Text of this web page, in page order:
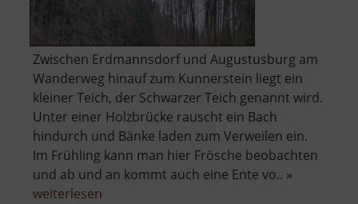
Zwischen Erdmannsdorf und Augustusburg am
Wanderweg hinauf zum Kunnerstein liegt ein
kleiner Teich, der Schwarzer Teich genannt wird.
Unter einer Holzbrücke rauscht ein Bach
hindurch und Bänke laden zum Verweilen ein.
Im Frühling kann man hier Frösche beobachten
und ab und an kommt auch eine Ente vo.. »
weiterlesen